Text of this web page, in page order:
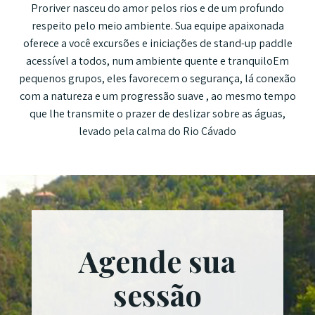
Prorivernasceu do amor pelos rios e de um profundo
respeito pelo meio ambiente. Sua equipe apaixonada
oferece a vocêexcursões e iniciações de stand-up paddle
acessível a todos, num ambientequente e tranquiloEm
pequenos grupos, eles favorecem osegurança, láconexão
com a naturezae um progressão suave , ao mesmo tempo
que lhe transmite o prazer de deslizar sobre as águas,
levado pela calma do Rio Cávado
Agende sua
sessão